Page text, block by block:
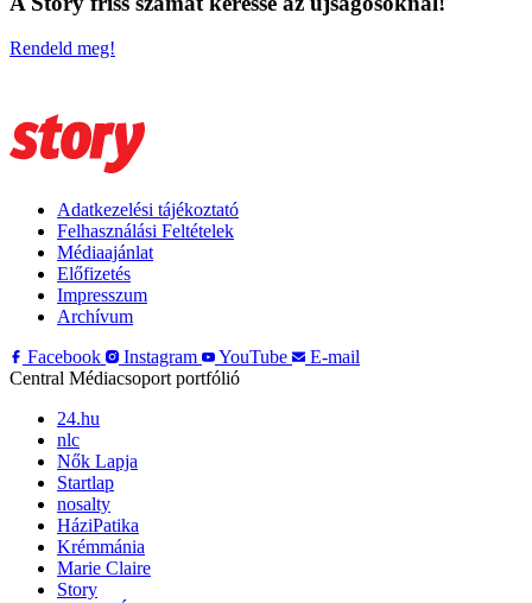
Rendeld meg!
Adatkezelési tájékoztató
Felhasználási Feltételek
Médiaajánlat
Előfizetés
Impresszum
Archívum
Facebook
Instagram YouTube
E-mail
Central Médiacsoport portfólió
24.hu
nlc
Nők Lapja
Startlap
nosalty
HáziPatika
Krémmánia
Marie Claire
Story